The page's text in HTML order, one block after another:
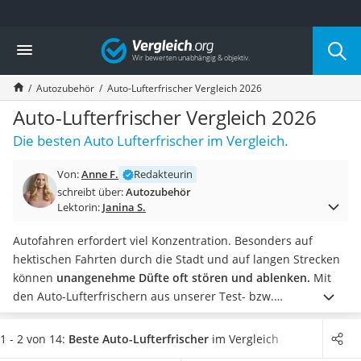
Die beliebtesten Vergleiche nach Kategorie
Auto & Motor
Fahrradträger-Anhängerkupplung (4 Fahrräder)
Fahrradträger
Fahrradträger (Anhängerkupplung)
Fahrradträger 3 Fahrräder
Benzinkanister (20 l)
Fahrradträger E-Bike
Benzinkanister
Wagenheber 3t
AGM-Batterie Wohnmobil
Thule-Fahrradträger
FM-Transmitter
Sommerreifen 205/55 R16
Autobatterie-Ladegerät
Vergleich
Autozubehör Auto-Lufterfrischer Vergleich 2026
Auto-Lufterfrischer Vergleich 2026
Die besten Auto Lufterfrischer im Vergleich.
Von:Anne F.
Redakteurin
schreibt über:Autozubehör
Lektorin: Janina S.
Autofahren erfordert viel Konzentration. Besonders auf
hektischen Fahrten durch die Stadt und auf langen Strecken
können unangenehme Düfte oft stören und ablenken. Mit
den Auto-Lufterfrischern aus unserer Test- bzw.
Vergleichstabelle bereiten Sie sich und Ihren Mitfahrern ein
angenehmes Fahrerlebnis. Die meisten Auto-Lufterfrischer
1 - 2 von 14: Beste Auto-Lufterfrischer im Vergleich